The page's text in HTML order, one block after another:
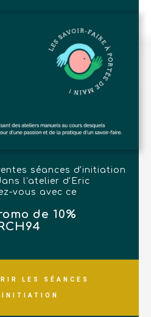
séances d'initiation
l'atelier d'Eric
vous avec ce
de 10%
LES SÉANCES